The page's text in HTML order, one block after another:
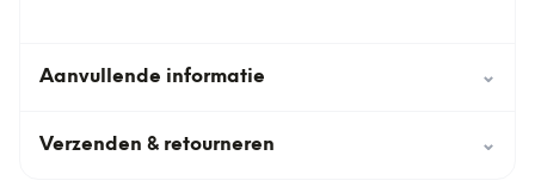
Aanvullende informatie ⌄
Verzenden & retourneren ⌄